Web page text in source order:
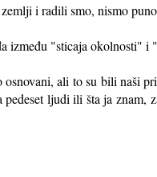
i radili smo, nismo
između "sticaja okolnosti" i
ali to su bili naši
ljudi ili šta ja